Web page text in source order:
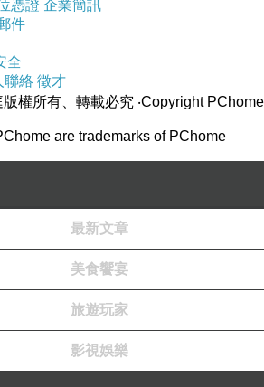
憑證 企業簡訊
件
全
聯絡 徵才
版權所有、轉載必究 ‧Copyright PChome
are trademarks of PChome
最新文章
美食饗宴
旅遊玩家
影視娛樂